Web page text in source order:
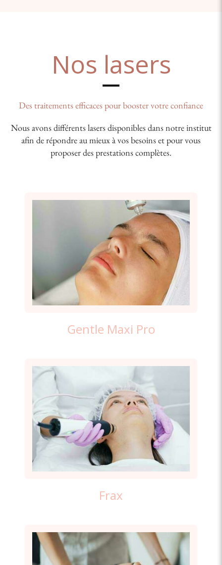
Nos lasers
Des traitements efficaces pour booster votre confiance
Nous avons différents lasers disponibles dans notre institut
afin de répondre au mieux à vos besoins et pour vous
proposer des prestations complètes.
Gentle Maxi Pro
Frax